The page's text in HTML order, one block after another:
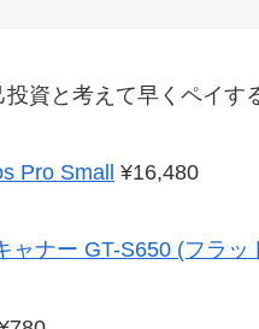
資と考えて早くペイす
Pro Small ¥16,480
ャナー GT-S650 (フラッ